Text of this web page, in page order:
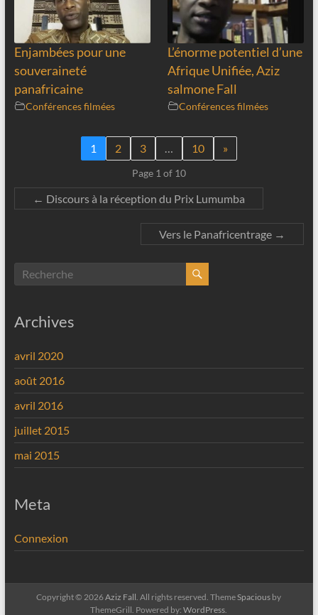
Enjambées pour une
souveraineté
panafricaine
Conférences filmées
L’énorme potentiel d’une
Afrique Unifiée, Aziz
salmone Fall
Conférences filmées
1 2 3 10 »
Page 1 of 10
← Discours à la réception du Prix Lumumba
Vers le Panafricentrage →
Archives
avril 2020
août 2016
avril 2016
juillet 2015
mai 2015
Meta
Connexion
Copyright © 2026Aziz Fall . All rights reserved. ThemeSpacious by
ThemeGrill. Powered by:WordPress